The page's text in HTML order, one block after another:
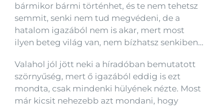
bármikor bármi történhet, és te nem tehetsz
semmit, senki nem tud megvédeni, de a
hatalom igazából nem is akar, mert most
ilyen beteg világ van, nem bízhatsz senkiben…
Valahol jól jött neki a híradóban bemutatott
szörnyűség, mert ő igazából eddig is ezt
mondta, csak mindenki hülyének nézte. Most
már kicsit nehezebb azt mondani, hogy